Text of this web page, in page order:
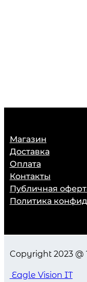
Магазин
Доставка
Оплата
Контакты
Публичная
Политика
Copyright 2023 @
Eagle Vision IT